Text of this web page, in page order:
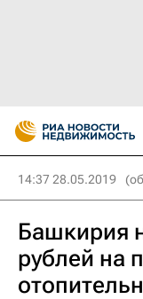
14:37 28.05.2019
Башкирия
рублей на